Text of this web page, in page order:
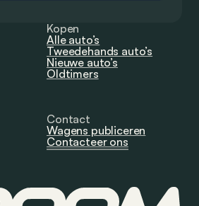
Kopen
Alle auto’s
Tweedehands auto’s
Nieuwe auto’s
Oldtimers
Contact
Wagens publiceren
Contacteer ons